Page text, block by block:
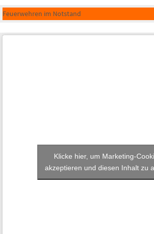
Feuerwehren im Notstand
Klicke hier, um Marketing-
akzeptieren und diesen Inhalt zu